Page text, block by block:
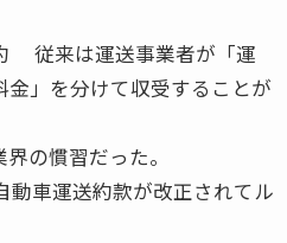
従来は運送事業者が「運
」を分けて収受することが
の慣習だった。
動車運送約款が改正されてル